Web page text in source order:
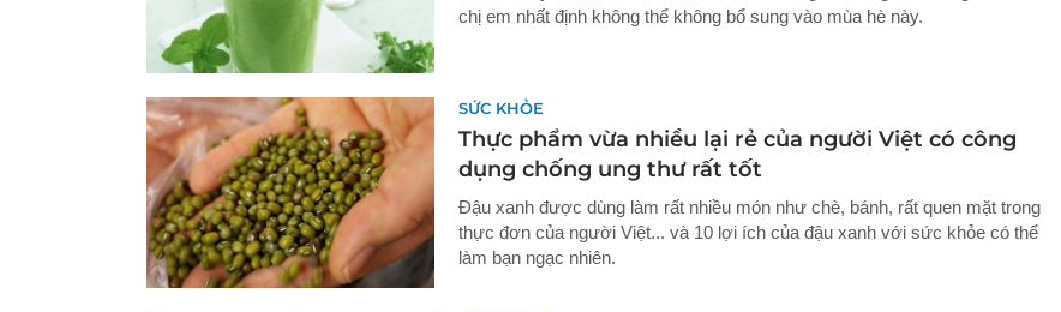
chị em nhất định không thể không bổ sung vào mùa hè này.
SỨC KHỎE
Thực phẩm vừa nhiều lại rẻ của người Việt có công
dụng chống ung thư rất tốt
Đậu xanh được dùng làm rất nhiều món như chè, bánh, rất quen mặt trong
thực đơn của người Việt... và 10 lợi ích của đậu xanh với sức khỏe có thể
làm bạn ngạc nhiên.